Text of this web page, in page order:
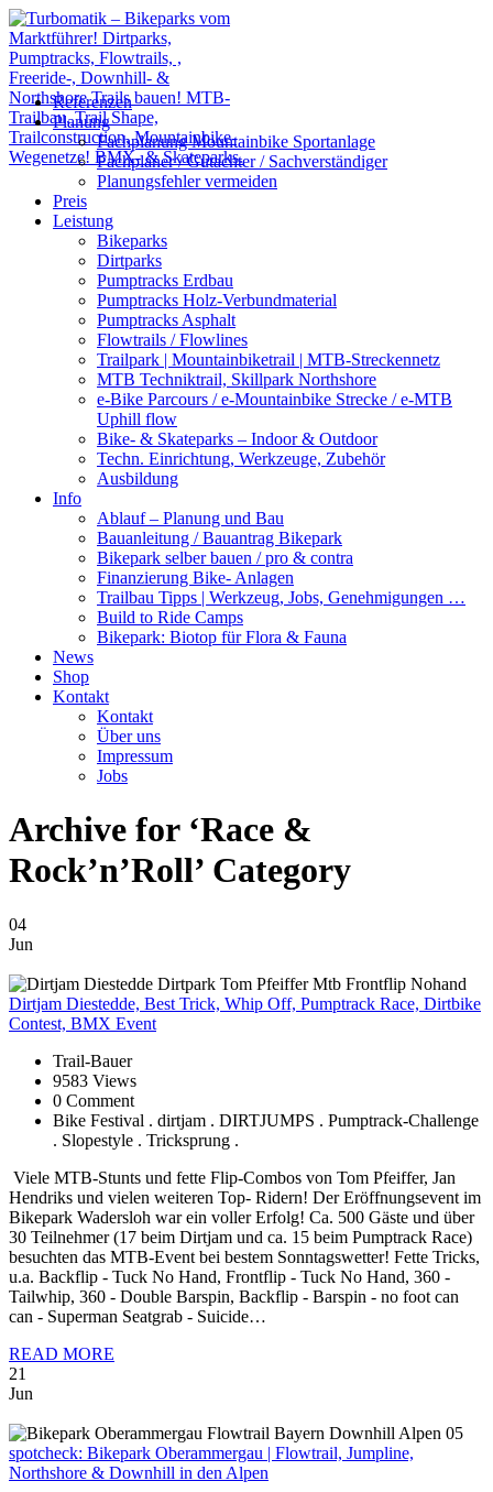
Referenzen
Planung
Fachplanung Mountainbike Sportanlage
Fachplaner / Gutachter / Sachverständiger
Planungsfehler vermeiden
Preis
Leistung
Bikeparks
Dirtparks
Pumptracks Erdbau
Pumptracks Holz-Verbundmaterial
Pumptracks Asphalt
Flowtrails / Flowlines
Trailpark | Mountainbiketrail | MTB-Streckennetz
MTB Techniktrail, Skillpark Northshore
e-Bike Parcours / e-Mountainbike Strecke / e-MTB
Uphill flow
Bike- & Skateparks – Indoor & Outdoor
Techn. Einrichtung, Werkzeuge, Zubehör
Ausbildung
Info
Ablauf – Planung und Bau
Bauanleitung / Bauantrag Bikepark
Bikepark selber bauen / pro & contra
Finanzierung Bike- Anlagen
Trailbau Tipps | Werkzeug, Jobs, Genehmigungen …
Build to Ride Camps
Bikepark: Biotop für Flora & Fauna
News
Shop
Kontakt
Kontakt
Über uns
Impressum
Jobs
Archive for ‘Race &
Rock’n’Roll’ Category
04
Jun
Dirtjam Diestedde, Best Trick, Whip Off, Pumptrack Race, Dirtbike
Contest, BMX Event
Trail-Bauer
9583 Views
0 Comment
Bike Festival . dirtjam . DIRTJUMPS . Pumptrack-Challenge
. Slopestyle . Tricksprung .
Viele MTB-Stunts und fette Flip-Combos von Tom Pfeiffer, Jan
Hendriks und vielen weiteren Top- Ridern! Der Eröffnungsevent im
Bikepark Wadersloh war ein voller Erfolg! Ca. 500 Gäste und über
30 Teilnehmer (17 beim Dirtjam und ca. 15 beim Pumptrack Race)
besuchten das MTB-Event bei bestem Sonntagswetter! Fette Tricks,
u.a. Backflip - Tuck No Hand, Frontflip - Tuck No Hand, 360 -
Tailwhip, 360 - Double Barspin, Backflip - Barspin - no foot can
can - Superman Seatgrab - Suicide…
READ MORE
21
Jun
spotcheck: Bikepark Oberammergau | Flowtrail, Jumpline,
Northshore & Downhill in den Alpen